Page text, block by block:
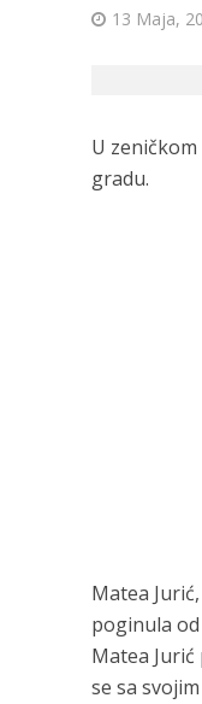
13 Maja,
U
gradu.
Matea
poginula
Matea
se sa